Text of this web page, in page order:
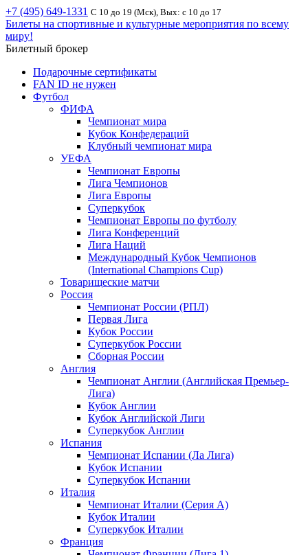
+7 (495) 649-1331 С 10 до 19 (Мск), Вых: с 10 до 17
Билеты на спортивные и культурные мероприятия по всему
миру!
Билетный брокер
Подарочные сертификаты
FAN ID не нужен
Футбол
ФИФА
Чемпионат мира
Кубок Конфедераций
Клубный чемпионат мира
УЕФА
Чемпионат Европы
Лига Чемпионов
Лига Европы
Суперкубок
Чемпионат Европы по футболу
Лига Конференций
Лига Наций
Международный Кубок Чемпионов
(International Champions Cup)
Товарищеские матчи
Россия
Чемпионат России (РПЛ)
Первая Лига
Кубок России
Суперкубок России
Сборная России
Англия
Чемпионат Англии (Английская Премьер-
Лига)
Кубок Англии
Кубок Английской Лиги
Суперкубок Англии
Испания
Чемпионат Испании (Ла Лига)
Кубок Испании
Суперкубок Испании
Италия
Чемпионат Италии (Серия А)
Кубок Италии
Суперкубок Италии
Франция